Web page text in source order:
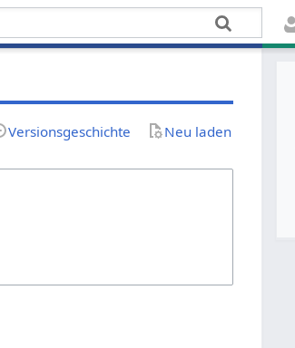
Versionsgeschichte Neu laden